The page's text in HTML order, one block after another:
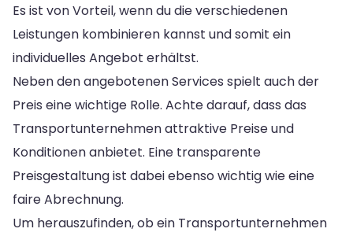
Es ist von Vorteil, wenn du die verschiedenen
Leistungen kombinieren kannst und somit ein
individuelles Angebot erhältst.
Neben den angebotenen Services spielt auch der
Preis eine wichtige Rolle. Achte darauf, dass das
Transportunternehmen attraktive Preise und
Konditionen anbietet. Eine transparente
Preisgestaltung ist dabei ebenso wichtig wie eine
faire Abrechnung.
Um herauszufinden, ob ein Transportunternehmen